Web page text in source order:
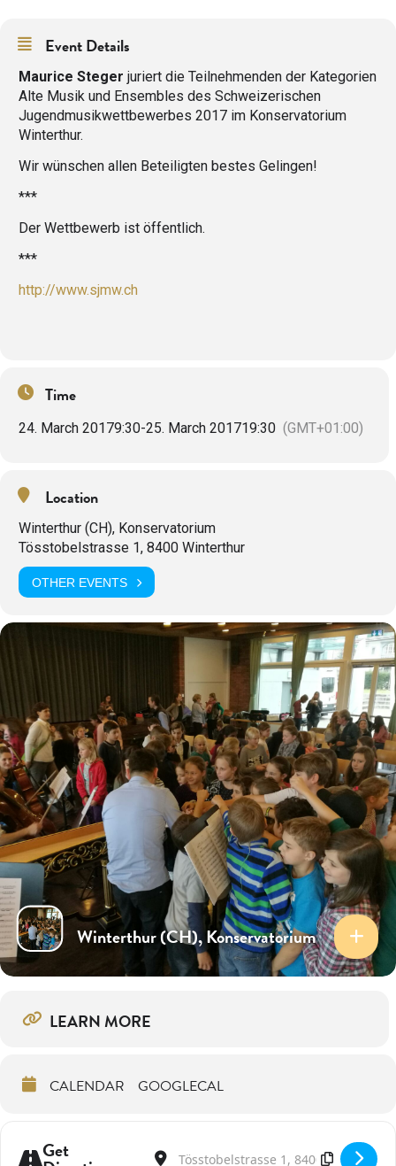
Event Details
Maurice Steger juriert die Teilnehmenden der Kategorien
Alte Musik und Ensembles des Schweizerischen
Jugendmusikwettbewerbes 2017 im Konservatorium
Winterthur.
Wir wünschen allen Beteiligten bestes Gelingen!
***
Der Wettbewerb ist öffentlich.
***
http://www.sjmw.ch
Time
24. March 20179:30-25. March 201719:30 (GMT+01:00)
Location
Winterthur (CH), Konservatorium
Tösstobelstrasse 1, 8400 Winterthur
OTHER EVENTS
Winterthur (CH), Konservatorium
LEARN MORE
CALENDAR GOOGLECAL
Get Address - Jurytätigkeit SJMW [5CZPe9pzK]
Destination Address - Jurytätigkeit